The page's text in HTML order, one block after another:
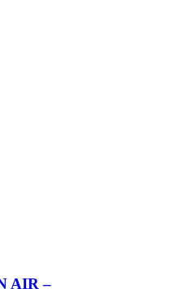
AIR –